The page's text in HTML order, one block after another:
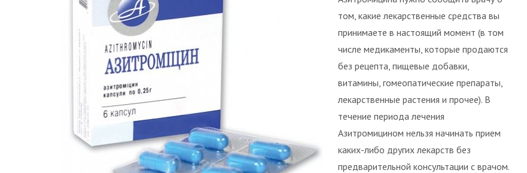
том, какие лекарственные средства вы
принимаете в настоящий момент (в том
числе медикаменты, которые продаются
без рецепта, пищевые добавки,
витамины, гомеопатические препараты,
лекарственные растения и прочее). В
течение периода лечения
Азитромицином нельзя начинать прием
каких-либо других лекарств без
предварительной консультации с врачом.